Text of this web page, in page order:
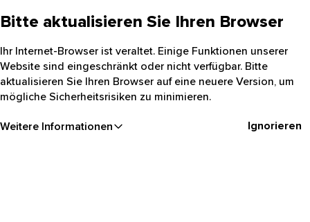
Bitte aktualisieren Sie Ihren Browser
Ihr Internet-Browser ist veraltet. Einige Funktionen unserer
Website sind eingeschränkt oder nicht verfügbar. Bitte
aktualisieren Sie Ihren Browser auf eine neuere Version, um
mögliche Sicherheitsrisiken zu minimieren.
Weitere Informationen Ignorieren